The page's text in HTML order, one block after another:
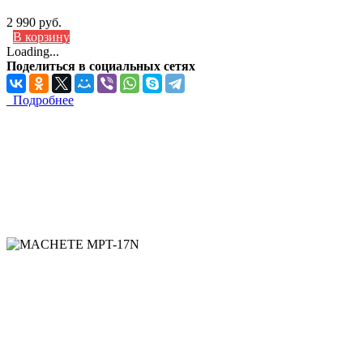
2 990 руб.
В корзину
Loading...
Поделиться в социальных сетях
Подробнее